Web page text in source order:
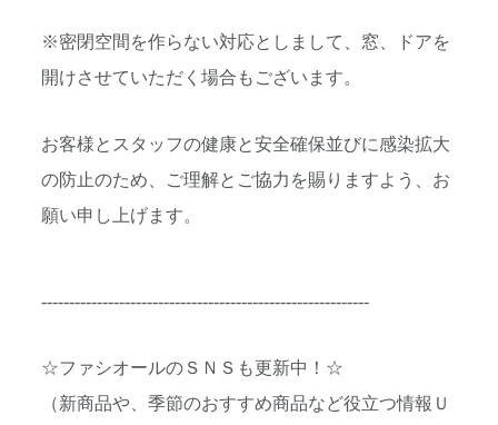
※密閉空間を作らない対応としまして、窓、
ドアを
開けさせていただく場合もございます。
お客様とスタッフの健康と安全確保並びに感染拡大
の防止のため、
ご理解とご協力を賜りますよう、お
願い申し上げます。
-----------------------------------------------------------
☆ファシオールのＳＮＳも更新中！☆
（新商品や、季節のおすすめ商品など役立つ情報Ｕ